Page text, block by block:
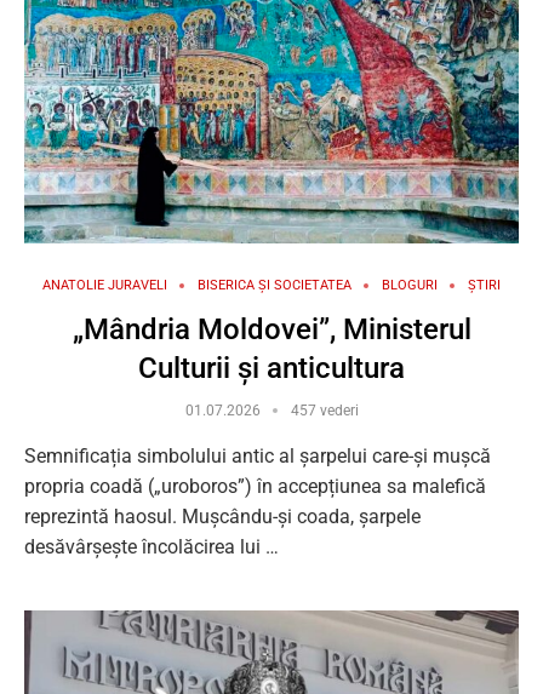
ANATOLIE JURAVELI BISERICA ȘI SOCIETATEA BLOGURI ȘTIRI
„Mândria Moldovei”, Ministerul
Culturii și anticultura
01.07.2026 457 vederi
Semnificația simbolului antic al șarpelui care-și mușcă
propria coadă („uroboros”) în accepțiunea sa malefică
reprezintă haosul. Mușcându-și coada, șarpele
desăvârșește încolăcirea lui …